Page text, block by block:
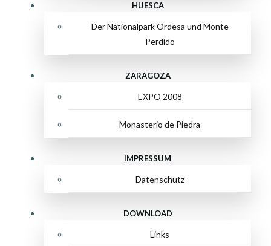
HUESCA
Der Nationalpark Ordesa und Monte
Perdido
ZARAGOZA
EXPO 2008
Monasterio de Piedra
IMPRESSUM
Datenschutz
DOWNLOAD
Links